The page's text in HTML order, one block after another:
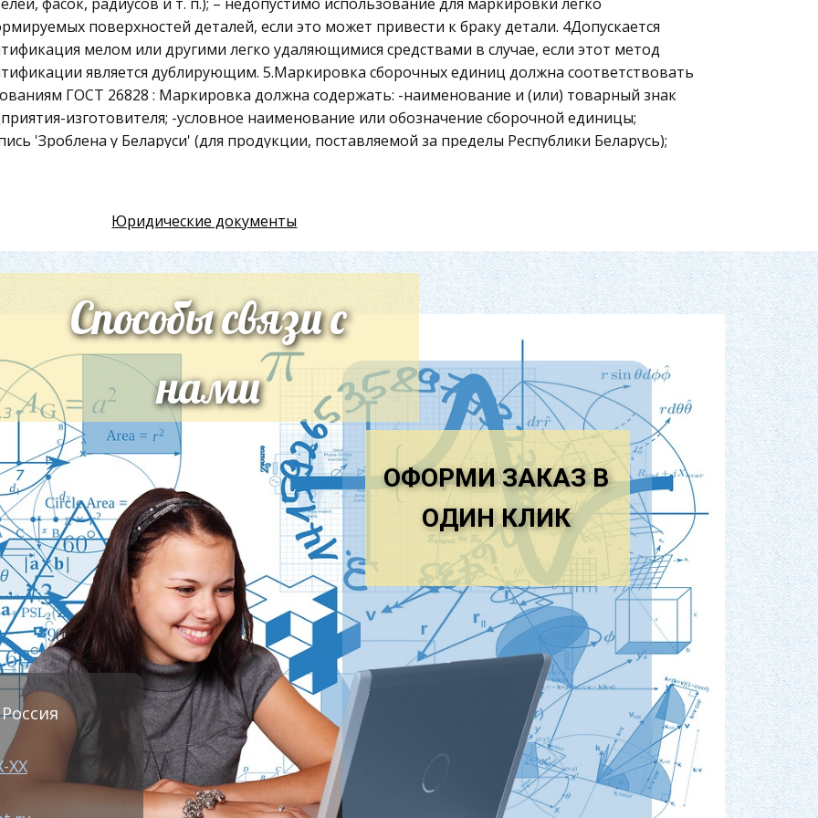
поверхностей деталей, если это может привести к браку детали. 4Допускается
мелом или другими легко удаляющимися средствами в случае, если этот метод
является дублирующим. 5.Маркировка сборочных единиц должна соответствовать
ГОСТ 26828 : Маркировка должна содержать: -наименование и (или) товарный знак
изготовителя; -условное наименование или обозначение сборочной единицы;
'Зроблена у Беларуси' (для продукции, поставляемой за пределы Республики Беларусь);
следует располагать на видном месте на несьемных составных частях сборочных
нанесение маркировки частями на разных местах поверхности сборочных единиц.
и способ нанесения маркировки должны быть оговорены технических требованиях
По согласованию с потребителем, а также в случае невозможности размещения
непосредственно на сборочных единицах , допускается ее указывать на этикетке,
или упаковке. При поставке сборочных единиц на внутренний рынок сборочные единицы
на белорусском языке.
к языку маркировки сборочных единиц, поставляемых за пределы Республики
СТБ 993. Требования к маркировке сборочных единиц, используемы', внутри
устанавливают в нормативных документах предприятия-изготовителя.
такие сборочные единицы маркировать только штампом службы технического
2 Маркировка краской 1 При маркировке краской используются два принципиально
метода: – разноцветная маркировка марки материала; – одноцветная маркировка
цифрового обозначения.
маркировка марки материала производится согласно стандарту предприятия(СТП)
качества. 2 Инструмент для маркировки – кисть КФК-6 ГОСТ 10597, если иное не
технической документацией. 3 Оборудование для работы – верстак ОР 1960, если
не предусмотрено технической документацией . 4 Требования к технике безопасности при
согласно –инструкций по охране труда. 5 Маркируемая поверхность может быть любой
и твердости, покрытие (корка) может быть любым, нанесенная краска не должна
6 Маркировка производится в следующем порядке: 1) Кисть обмакнуть в емкость с
2) Излишки (капли) краски на кисти отжать о край емкости – во избежание потеков краски.
Юридические документы
ОФОРМИ ЗАКАЗ В
ОДИН КЛ​ИК
ХХ
Способы связи с
нами